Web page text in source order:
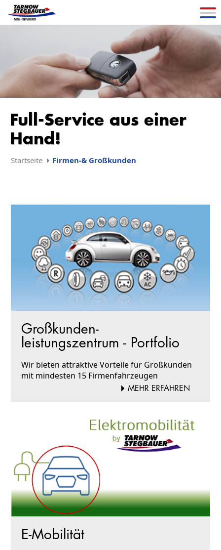
Full-Service aus einer
Hand!
Startseite Firmen-& Großkunden
Großkunden-
leistungszentrum - Portfolio
Wir bieten attraktive Vorteile für Großkunden
mit mindesten 15 Firmenfahrzeugen
MEHR ERFAHREN
E-Mobilität